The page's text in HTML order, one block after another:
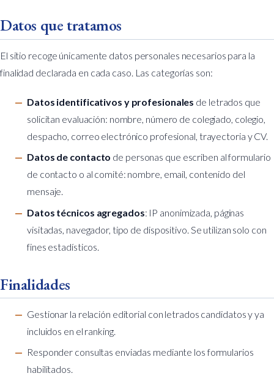
Datos que tratamos
El sitio recoge únicamente datos personales necesarios para la
finalidad declarada en cada caso. Las categorías son:
Datos identificativos y profesionales de letrados que
solicitan evaluación: nombre, número de colegiado, colegio,
despacho, correo electrónico profesional, trayectoria y CV.
Datos de contacto de personas que escriben al formulario
de contacto o al comité: nombre, email, contenido del
mensaje.
Datos técnicos agregados: IP anonimizada, páginas
visitadas, navegador, tipo de dispositivo. Se utilizan solo con
fines estadísticos.
Finalidades
Gestionar la relación editorial con letrados candidatos y ya
incluidos en el ranking.
Responder consultas enviadas mediante los formularios
habilitados.